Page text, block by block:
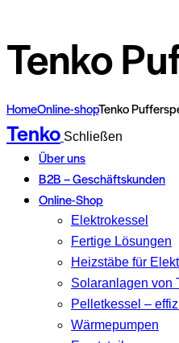
Tenko
HomeOnline-shopTenko
Tenko Schließen
Über uns
B2B – Geschäftskunden
Online-Shop
Elektrokessel
Fertige Lösungen
Heizstäbe für
Solaranlagen von
Pelletkessel –
Wärmepumpen